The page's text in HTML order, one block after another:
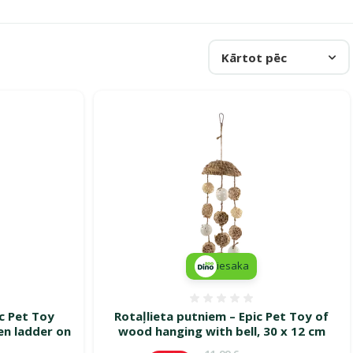
Kārtot pēc
Pet Toy
ladder on
Rotaļlieta putniem – Epic Pet Toy of
wood hanging with bell, 30 x 12 cm
iesaka